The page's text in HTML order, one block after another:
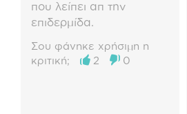
που λείπει απ την
επιδερμίδα.
Σου φάνηκε χρήσιμη η
κριτική;
2 0